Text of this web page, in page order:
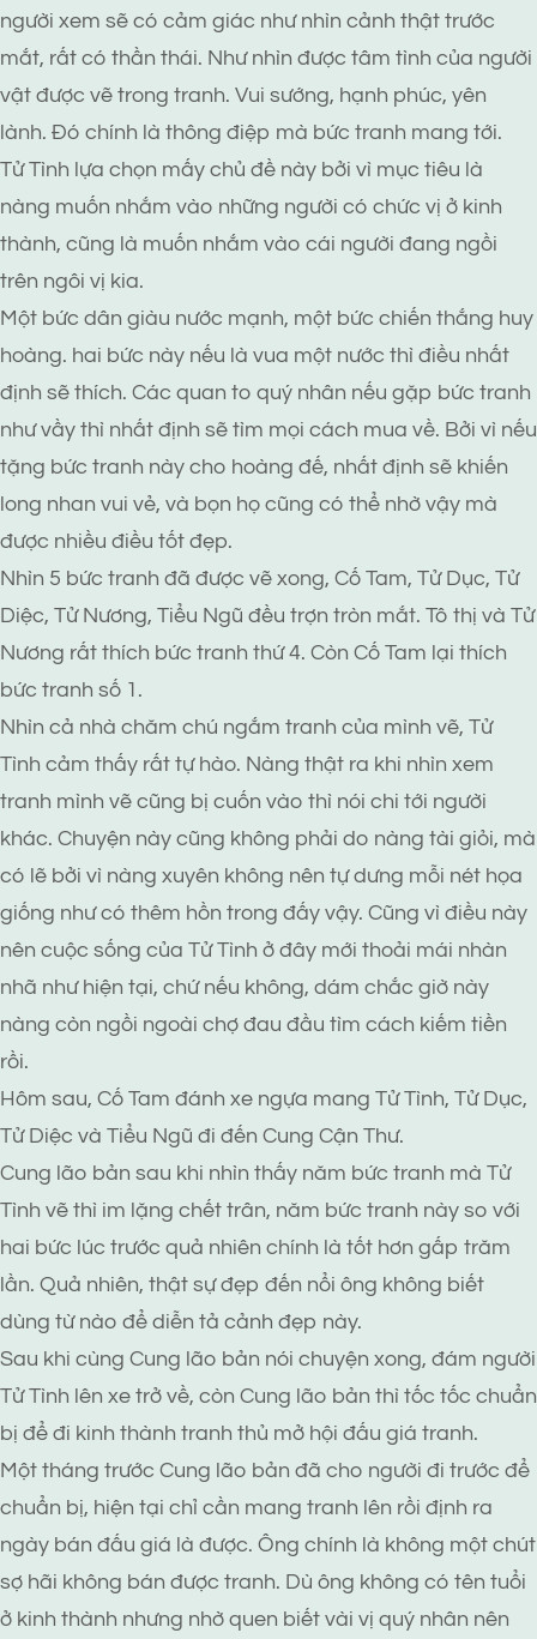
người xem sẽ có cảm giác như nhìn cảnh thật trước
mắt, rất có thần thái. Như nhìn được tâm tình của người
vật được vẽ trong tranh. Vui sướng, hạnh phúc, yên
lành. Đó chính là thông điệp mà bức tranh mang tới.
Tử Tình lựa chọn mấy chủ đề này bởi vì mục tiêu là
nàng muốn nhắm vào những người có chức vị ở kinh
thành, cũng là muốn nhắm vào cái người đang ngồi
trên ngôi vị kia.
Một bức dân giàu nước mạnh, một bức chiến thắng huy
hoàng. hai bức này nếu là vua một nước thì điều nhất
định sẽ thích. Các quan to quý nhân nếu gặp bức tranh
như vầy thì nhất định sẽ tìm mọi cách mua về. Bởi vì nếu
tặng bức tranh này cho hoàng đế, nhất định sẽ khiến
long nhan vui vẻ, và bọn họ cũng có thể nhờ vậy mà
được nhiều điều tốt đẹp.
Nhìn 5 bức tranh đã được vẽ xong, Cố Tam, Tử Dục, Tử
Diệc, Tử Nương, Tiểu Ngũ đều trợn tròn mắt. Tô thị và Tử
Nương rất thích bức tranh thứ 4. Còn Cố Tam lại thích
bức tranh số 1.
Nhìn cả nhà chăm chú ngắm tranh của mình vẽ, Tử
Tình cảm thấy rất tự hào. Nàng thật ra khi nhìn xem
tranh mình vẽ cũng bị cuốn vào thì nói chi tới người
khác. Chuyện này cũng không phải do nàng tài giỏi, mà
có lẽ bởi vì nàng xuyên không nên tự dưng mỗi nét họa
giống như có thêm hồn trong đấy vậy. Cũng vì điều này
nên cuộc sống của Tử Tình ở đây mới thoải mái nhàn
nhã như hiện tại, chứ nếu không, dám chắc giờ này
nàng còn ngồi ngoài chợ đau đầu tìm cách kiếm tiền
rồi.
Hôm sau, Cố Tam đánh xe ngựa mang Tử Tình, Tử Dục,
Tử Diệc và Tiểu Ngũ đi đến Cung Cận Thư.
Cung lão bản sau khi nhìn thấy năm bức tranh mà Tử
Tình vẽ thì im lặng chết trân, năm bức tranh này so với
hai bức lúc trước quả nhiên chính là tốt hơn gấp trăm
lần. Quả nhiên, thật sự đẹp đến nổi ông không biết
dùng từ nào để diễn tả cảnh đẹp này.
Sau khi cùng Cung lão bản nói chuyện xong, đám người
Tử Tình lên xe trở về, còn Cung lão bản thì tốc tốc chuẩn
bị để đi kinh thành tranh thủ mở hội đấu giá tranh.
Một tháng trước Cung lão bản đã cho người đi trước để
chuẩn bị, hiện tại chỉ cần mang tranh lên rồi định ra
ngày bán đấu giá là được. Ông chính là không một chút
sợ hãi không bán được tranh. Dù ông không có tên tuổi
ở kinh thành nhưng nhờ quen biết vài vị quý nhân nên